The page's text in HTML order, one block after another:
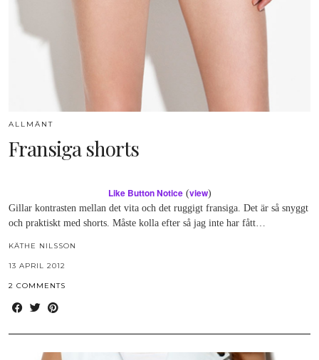
ALLMÄNT
Fransiga shorts
Like Button Notice(view)
Gillar kontrasten mellan det vita och det ruggigt fransiga. Det är så snyggt
och praktiskt med shorts. Måste kolla efter så jag inte har fått…
KÄTHE NILSSON
13 APRIL 2012
2 COMMENTS